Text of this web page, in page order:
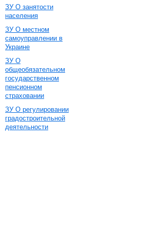
ЗУ О занятости
населения
ЗУ О местном
самоуправлении в
Украине
ЗУ О
общеобязательном
государственном
пенсионном
страховании
ЗУ О регулировании
градостроительной
деятельности